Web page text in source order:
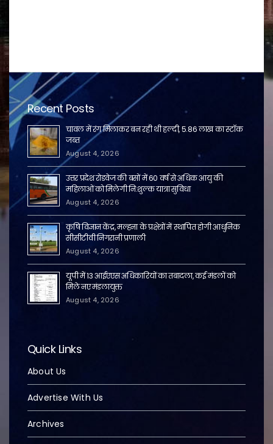
Recent Posts
चावल में रंग मिलाकर बन रही थी हल्दी, 5.86 लाख का स्टॉक
जब्त
August 4, 2026
उत्तर प्रदेश रोडवेज की बसों में 60 वर्ष से अधिक आयु की
महिलाओं को मिलेगी नि:शुल्क यात्रा सुविधा
August 4, 2026
कृषि विज्ञान केंद्र, मल्हना के प्रक्षेत्रों में स्थापित होगी आधुनिक
सीसीटीवी निगरानी प्रणाली
August 4, 2026
यूपी में 13 आईएएस अधिकारियों का तबादला, कई मंडलों को
मिले नए मंडलायुक्त
August 4, 2026
Quick Links
About Us
Advertise With Us
Archives